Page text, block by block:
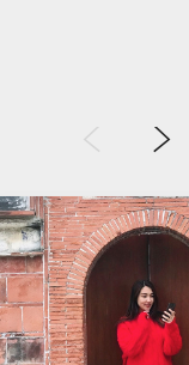
Previous Next